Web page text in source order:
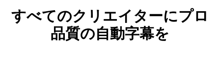
すべてのクリエイターにプロ
品質の自動字幕を